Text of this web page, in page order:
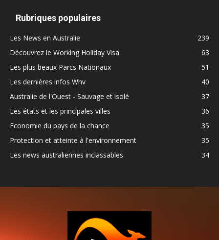
Rubriques populaires
Les News en Australie
239
Découvrez le Working Holiday Visa
63
Les plus beaux Parcs Nationaux
51
Les dernières infos Whv
40
Australie de l'Ouest - Sauvage et isolé
37
Les états et les principales villes
36
Economie du pays de la chance
35
Protection et atteinte à l'environnement
35
Les news australiennes inclassables
34